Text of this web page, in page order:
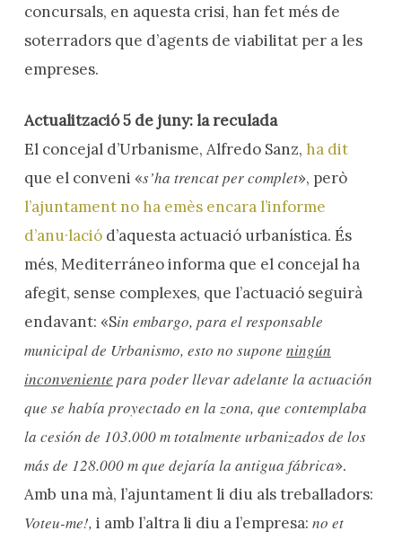
concursals, en aquesta crisi, han fet més de
soterradors que d’agents de viabilitat per a les
empreses.
Actualització 5 de juny: la reculada
El concejal d’Urbanisme, Alfredo Sanz, ha dit
que el conveni «s’ha trencat per complet», però
l’ajuntament no ha emès encara l’informe
d’anu·laciód’aquesta actuació urbanística. És
més, Mediterráneo informa que el concejal ha
afegit, sense complexes, que l’actuació seguirà
endavant: «Sin embargo, para el responsable
municipal de Urbanismo, esto no supone ningún
inconveniente para poder llevar adelante la actuación
que se había proyectado en la zona, que contemplaba
la cesión de 103.000 m totalmente urbanizados de los
más de 128.000 m que dejaría la antigua fábrica».
Amb una mà, l’ajuntament li diu als treballadors:
Voteu-me!, i amb l’altra li diu a l’empresa: no et